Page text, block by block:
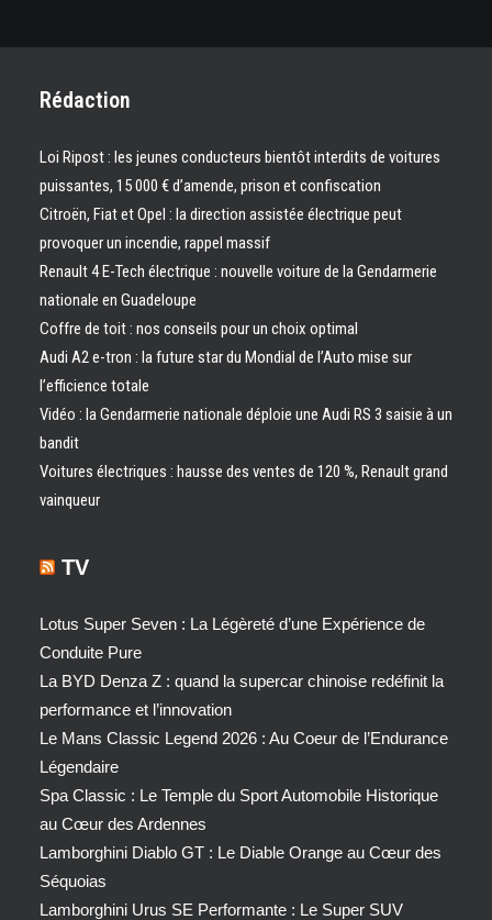
Rédaction
Loi Ripost : les jeunes conducteurs bientôt interdits de voitures
puissantes, 15 000 € d’amende, prison et confiscation
Citroën, Fiat et Opel : la direction assistée électrique peut
provoquer un incendie, rappel massif
Renault 4 E-Tech électrique : nouvelle voiture de la Gendarmerie
nationale en Guadeloupe
Coffre de toit : nos conseils pour un choix optimal
Audi A2 e-tron : la future star du Mondial de l’Auto mise sur
l’efficience totale
Vidéo : la Gendarmerie nationale déploie une Audi RS 3 saisie à un
bandit
Voitures électriques : hausse des ventes de 120 %, Renault grand
vainqueur
TV
Lotus Super Seven : La Légèreté d’une Expérience de
Conduite Pure
La BYD Denza Z : quand la supercar chinoise redéfinit la
performance et l’innovation
Le Mans Classic Legend 2026 : Au Coeur de l’Endurance
Légendaire
Spa Classic : Le Temple du Sport Automobile Historique
au Cœur des Ardennes
Lamborghini Diablo GT : Le Diable Orange au Cœur des
Séquoias
Lamborghini Urus SE Performante : Le Super SUV